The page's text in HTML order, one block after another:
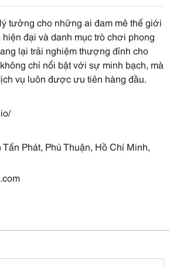
tưởng cho những ai đam mê thế giới
đại và danh mục trò chơi phong
lại trải nghiệm thượng đỉnh cho
chỉ nổi bật với sự minh bạch, mà
vụ luôn được ưu tiên hàng đầu.
Phát, Phú Thuận, Hồ Chí Minh,